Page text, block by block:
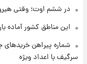
در ششم اوت؛ وقتی
این مناطق کشور آماده
شماره پیراهن
سرگیف با اعداد ویژه